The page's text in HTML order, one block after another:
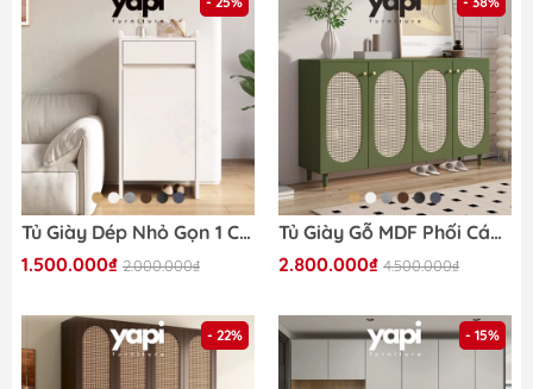
Tủ Giày Dép Nhỏ Gọn 1 Cánh Kèm Ngăn Kéo Cho Căn Hộ Nhỏ 50x35x110cm Yapi-330
1.500.000₫ 2.000.000₫
Tủ Giày Gỗ MDF Phối Cánh Mây Cổ Điển 160x36,5x95cm Yapi-326
2.800.000₫ 4.500.000₫
- 22% - 15%